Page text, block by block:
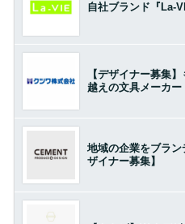
自社ブランド『La-
【デザイナー募集
越えの文具メーカー
地域の企業をブラ
ザイナー募集】